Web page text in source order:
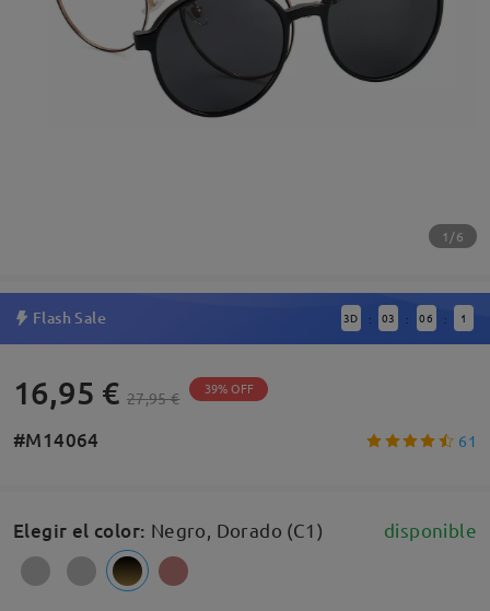
1/6
Flash Sale 3D : 03 : 06 : 0
16,95 € 27,95 € 39% OFF
#M14064 61
Elegir el color: Negro, Dorado (C1) disponible